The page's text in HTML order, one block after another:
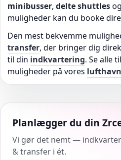
minibusser, delte shuttlesog
muligheder kan du booke
Den mest bekvemme
transfer, der bringer dig
til din indkvartering. Se alle
muligheder på vores
Planlægger du din
Vi gør det nemt —
& transfer i ét.